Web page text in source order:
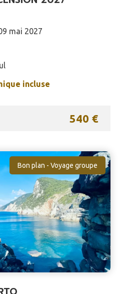
mai 2027
incluse
540 €
Bon plan - Voyage groupe